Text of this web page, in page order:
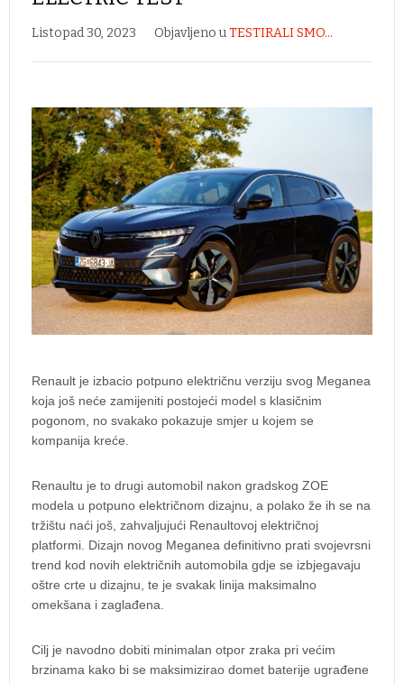
Listopad 30, 2023 Objavljeno uTESTIRALI SMO...
Renault je izbacio potpuno električnu verziju svog Meganea
koja još neće zamijeniti postojeći model s klasičnim
pogonom, no svakako pokazuje smjer u kojem se
kompanija kreće.
Renaultu je to drugi automobil nakon gradskog ZOE
modela u potpuno električnom dizajnu, a polako že ih se na
tržištu naći još, zahvaljujući Renaultovoj električnoj
platformi. Dizajn novog Meganea definitivno prati svojevrsni
trend kod novih električnih automobila gdje se izbjegavaju
oštre crte u dizajnu, te je svakak linija maksimalno
omekšana i zaglađena.
Cilj je navodno dobiti minimalan otpor zraka pri većim
brzinama kako bi se maksimizirao domet baterije ugrađene